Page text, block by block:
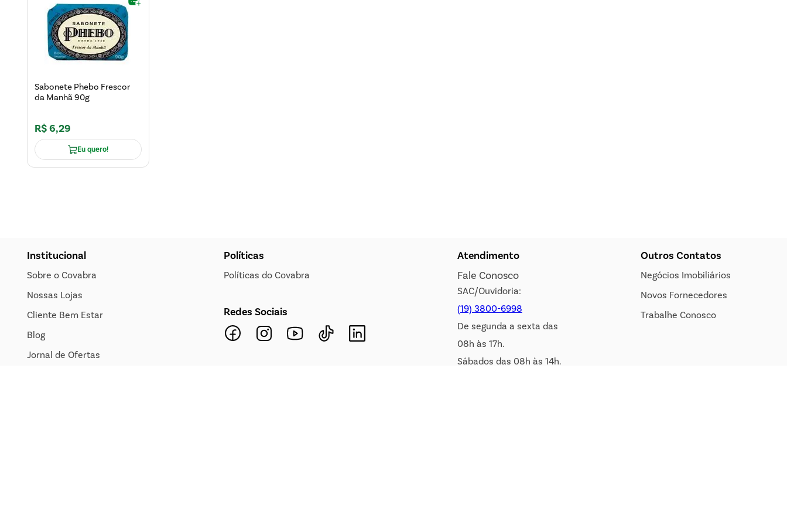
Sabonete Phebo Frescor
da Manhã 90g
R$6,29
Eu quero!
Institucional
Sobre o Covabra
Nossas Lojas
Cliente Bem Estar
Blog
Jornal de Ofertas
Políticas
Políticas do Covabra
Redes Sociais
Atendimento
Fale Conosco
SAC/Ouvidoria:
(19) 3800-6998
De segunda a sexta das
08h às 17h.
Sábados das 08h às 14h.
Outros Contatos
Negócios Imobiliários
Novos Fornecedores
Trabalhe Conosco